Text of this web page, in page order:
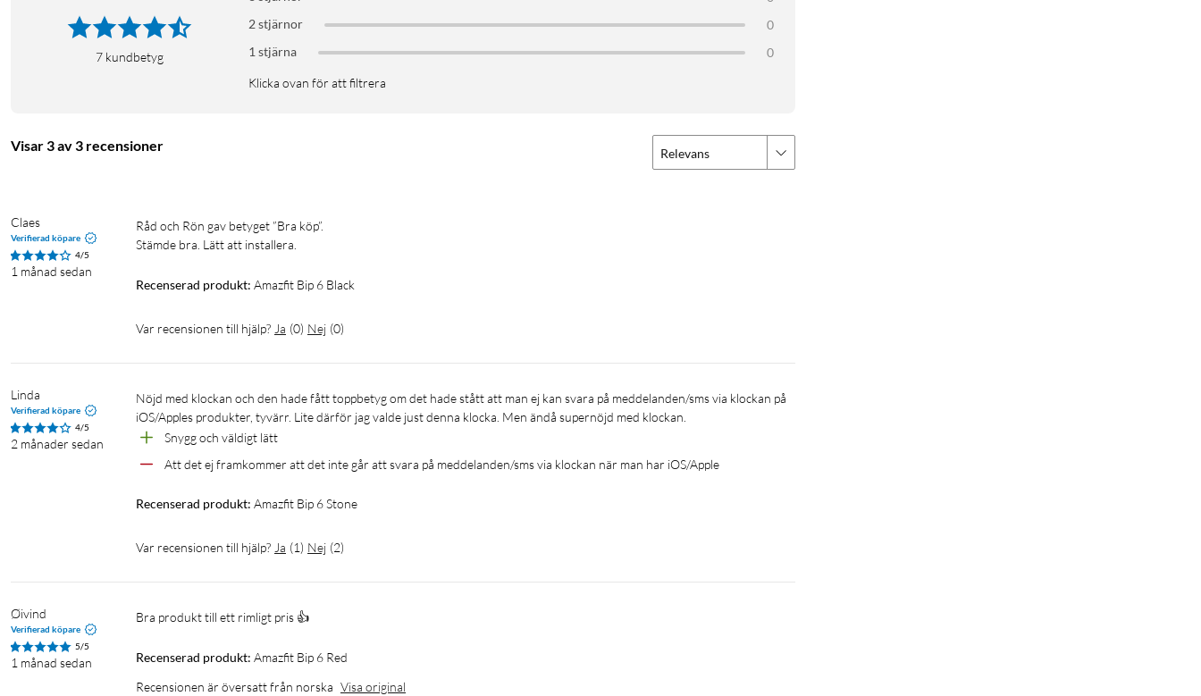
GPS-läge: upp till 32 h
Energisparläge: upp till 26 dagar
Vattentålighet: 5 ATM
Vikt: 27,9 g (utan armband)
Amazfit Bip 6
Magnetisk laddkabel
Snabbstartsguide
7 kundbetyg
2 stjärnor
0
1 stjärna
0
Klicka ovan för att filtrera
Visar 3 av 3 recensioner Relevans
Claes
Verifierad köpare
4/5
1 månad sedan
Råd och Rön gav betyget ”Bra köp”.
Stämde bra. Lätt att installera.
Recenserad produkt: Amazfit Bip 6 Black
Var recensionen till hjälp? Ja (0) Nej (0)
Linda
Verifierad köpare
4/5
2 månader sedan
Nöjd med klockan och den hade fått toppbetyg om det hade stått att man ej kan svara på meddelanden/sms via klockan på
iOS/Apples produkter, tyvärr. Lite därför jag valde just denna klocka. Men ändå supernöjd med klockan.
Snygg och väldigt lätt
Att det ej framkommer att det inte går att svara på meddelanden/sms via klockan när man har iOS/Apple
Recenserad produkt: Amazfit Bip 6 Stone
Var recensionen till hjälp? Ja (1) Nej (2)
Øivind
Verifierad köpare
5/5
1 månad sedan
Bra produkt till ett rimligt pris 👍
Recenserad produkt: Amazfit Bip 6 Red
Recensionen är översatt från norska Visa original